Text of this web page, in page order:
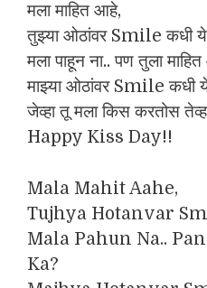
मला माहित आहे,
तुझ्या ओठांवर Smile कधी
मला पाहून ना.. पण तुला
माझ्या ओठांवर Smile कधी
जेव्हा तू मला किस करतोस
Happy Kiss Day!!
Mala Mahit Aahe,
Tujhya Hotanvar
Mala Pahun Na..
Ka?